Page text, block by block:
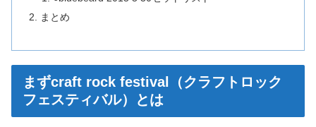
まとめ
まずcraft rock festival（クラフトロック
フェスティバル）とは